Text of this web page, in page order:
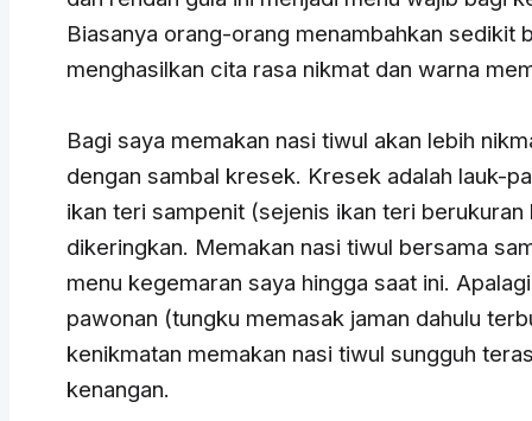
Biasanya orang-orang menambahkan sedikit
menghasilkan cita rasa nikmat dan warna
Bagi saya memakan nasi tiwul akan lebih
dengan sambal kresek. Kresek adalah lauk-
ikan teri sampenit (sejenis ikan teri
dikeringkan. Memakan nasi tiwul bersama
menu kegemaran saya hingga saat ini.
pawonan (tungku memasak jaman dahulu
kenikmatan memakan nasi tiwul sungguh
kenangan.